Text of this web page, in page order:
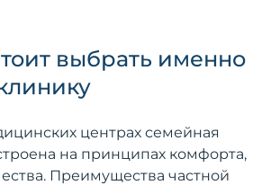
выбрать именно
центрах семейная
на принципах комфорта,
Преимущества частной